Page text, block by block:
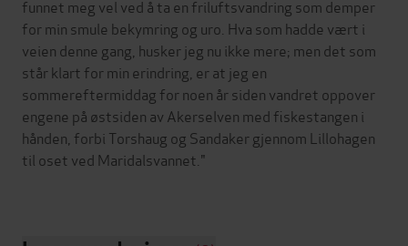
funnet meg vel ved å ta en friluftsvandring som demper
for min smule bekymring og uro. Hva som hadde vært i
veien denne gang, husker jeg nu ikke mere; men det som
står klart for min erindring, er at jeg en
sommereftermiddag for noen år siden vandret oppover
engene på østsiden av Akerselven med fiskestangen i
hånden, forbi Torshaug og Sandaker gjennom Lillohagen
til oset ved Maridalsvannet."